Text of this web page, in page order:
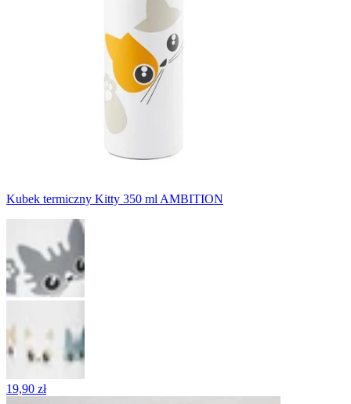
Kubek termiczny Kitty 350 ml AMBITION
19,90 zł